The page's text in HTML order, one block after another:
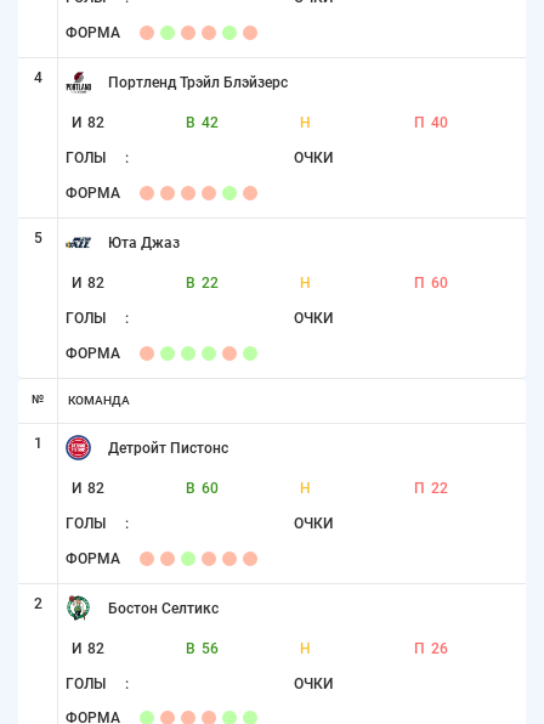
ФОРМА
4 Портленд Трэйл Блэйзерс
И 82 В 42 Н П 40
ГОЛЫ : ОЧКИ
ФОРМА
5 Юта Джаз
И 82 В 22 Н П 60
ГОЛЫ : ОЧКИ
ФОРМА
№ КОМАНДА
1 Детройт Пистонс
И 82 В 60 Н П 22
ГОЛЫ : ОЧКИ
ФОРМА
2 Бостон Селтикс
И 82 В 56 Н П 26
ГОЛЫ : ОЧКИ
ФОРМА